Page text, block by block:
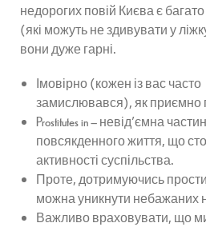
недорогих повій Києва є
(які можуть не здивувати у
вони дуже гарні.
Імовірно (кожен із вас часто
замислювався), як приємно
Prostitutes in – невід'ємна
повсякденного життя, що
активності суспільства.
Проте, дотримуючись
можна уникнути небажаних
Важливо враховувати, що